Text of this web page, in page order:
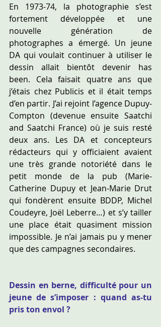
En 1973-74, la photographie s’est
fortement développée et une
nouvelle génération de
photographes a émergé. Un jeune
DA qui voulait continuer à utiliser le
dessin allait bientôt devenir has
been. Cela faisait quatre ans que
j’étais chez Publicis et il était temps
d’en partir. J’ai rejoint l’agence Dupuy-
Compton (devenue ensuite Saatchi
and Saatchi France) où je suis resté
deux ans. Les DA et concepteurs
rédacteurs qui y officiaient avaient
une très grande notoriété dans le
petit monde de la pub (Marie-
Catherine Dupuy et Jean-Marie Drut
qui fondèrent ensuite BDDP, Michel
Coudeyre, Joël Leberre…) et s’y tailler
une place était quasiment mission
impossible. Je n’ai jamais pu y mener
que des campagnes secondaires.
Dessin en berne, difficulté pour un
jeune de s’imposer : quand as-tu
pris ton envol ?